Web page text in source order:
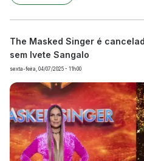
The Masked Singer é
sem Ivete Sangalo
sexta-feira, 04/07/2025 - 11h00